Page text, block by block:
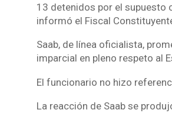
13 detenidos por el supuesto
informó el Fiscal
Saab, de línea oficialista,
imparcial en pleno respeto al
El funcionario no hizo
La reacción de Saab se